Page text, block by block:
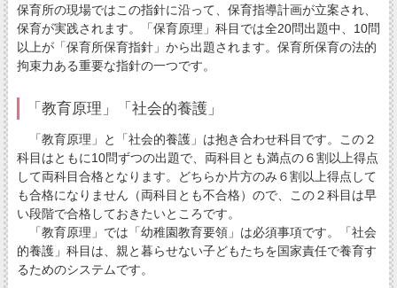
保育所の現場ではこの指針に沿って、保育指導計画が立案され、
保育が実践されます。「保育原理」科目では全20問出題中、10問
以上が「保育所保育指針」から出題されます。保育所保育の法的
拘束力ある重要な指針の一つです。
「教育原理」「社会的養護」
「教育原理」と「社会的養護」は抱き合わせ科目です。この２
科目はともに10問ずつの出題で、両科目とも満点の６割以上得点
して両科目合格となります。どちらか片方のみ６割以上得点して
も合格になりません（両科目とも不合格）ので、この２科目は早
い段階で合格しておきたいところです。
「教育原理」では「幼稚園教育要領」は必須事項です。「社会
的養護」科目は、親と暮らせない子どもたちを国家責任で養育す
るためのシステムです。